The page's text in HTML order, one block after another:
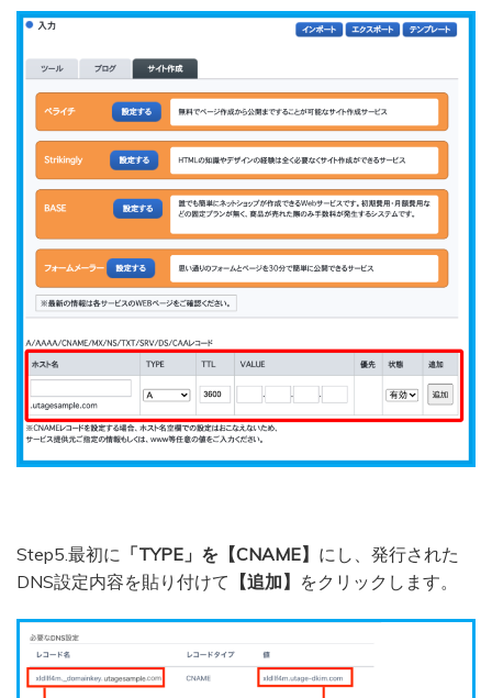
Step5.最初に 「TYPE」を【CNAME】 にし、発行された
DNS設定内容を貼り付けて 【追加】 をクリックします。